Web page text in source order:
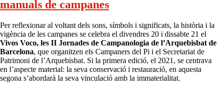
manuals de campanes
Per reflexionar al voltant dels sons, símbols i significats, la història i la
vigència de les campanes se celebra el divendres 20 i dissabte 21 el
Vivos Voco, les II Jornades de Campanologia de l’Arquebisbat de
Barcelona, que organitzen els Campaners del Pi i el Secretariat de
Patrimoni de l’Arquebisbat. Si la primera edició, el 2021, se centrava
en l’aspecte material: la seva conservació i restauració, en aquesta
segona s’abordarà la seva vinculació amb la immaterialitat.